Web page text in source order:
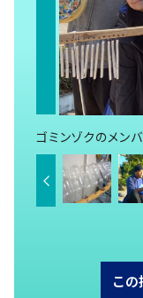
ゴミンゾクのメン
こ